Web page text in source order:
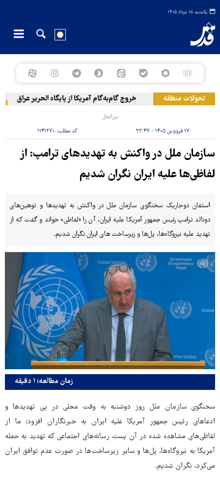
یکشنبه ۱۸ مرداد ۱۴۰۵
تحولات منطقه خروج گام‌به‌گام آمریکا از پایگاه الحریر عراق
بین‌الملل
۱۷ فروردین ۱۴۰۵ - ۲۲:۴۷ کد مطلب: ۱۱۴۱۲۷۰
سازمان ملل در واکنش به تهدیدهای ترامپ: از
لفاظی‌ها علیه ایران نگران شدیم
استفان دوجاریک سخنگوی سازمان ملل در واکنش به تهدیدها و توهین‌های
دونالد ترامپ رئیس جمهور آمریکا علیه ایران، آن را «لفاظی» خواند و گفت که از
تهدید علیه نیروگاه‌ها، پل‌ها و زیرساخت های ایران نگران شدیم.
زمان مطالعه: ۱ دقیقه
سخنگوی سازمان ملل روز دوشنبه به وقت محلی در پی تهدیدها و
ادعاهای رئیس جمهور آمریکا علیه ایران به خبرنگاران افزود: ما از
لفاظی‌های مشاهده شده در آن پست رسانه‌های اجتماعی که تهدید به حمله
آمریکا به نیروگاه‌ها، پل‌ها و سایر زیرساخت‌ها در صورت عدم توافق ایران
می‌کرد، نگران شدیم.